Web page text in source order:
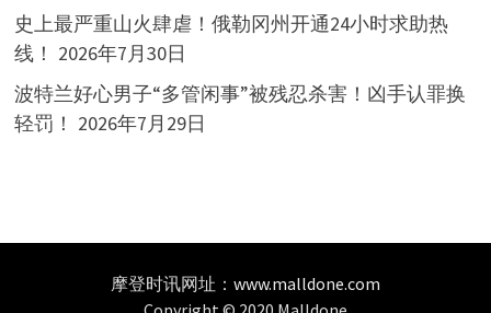
史上最严重山火肆虐！俄勒冈州开通24小时求助热
线！ 2026年7月30日
波特兰好心男子“多管闲事”被残忍杀害！凶手认罪换
轻罚！ 2026年7月29日
摩登时讯网址： www.malldone.com